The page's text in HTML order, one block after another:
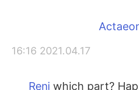
2021.04.17 16:16
which part?